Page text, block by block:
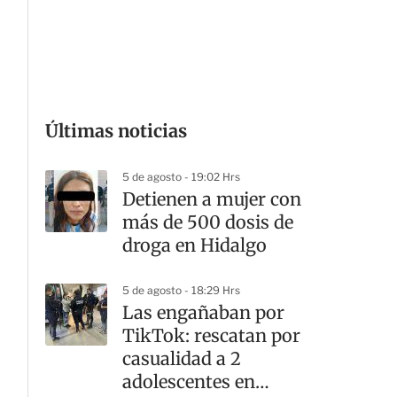
Últimas noticias
5 de agosto - 19:02 Hrs
Detienen a mujer con
más de 500 dosis de
droga en Hidalgo
5 de agosto - 18:29 Hrs
Las engañaban por
TikTok: rescatan por
casualidad a 2
adolescentes en